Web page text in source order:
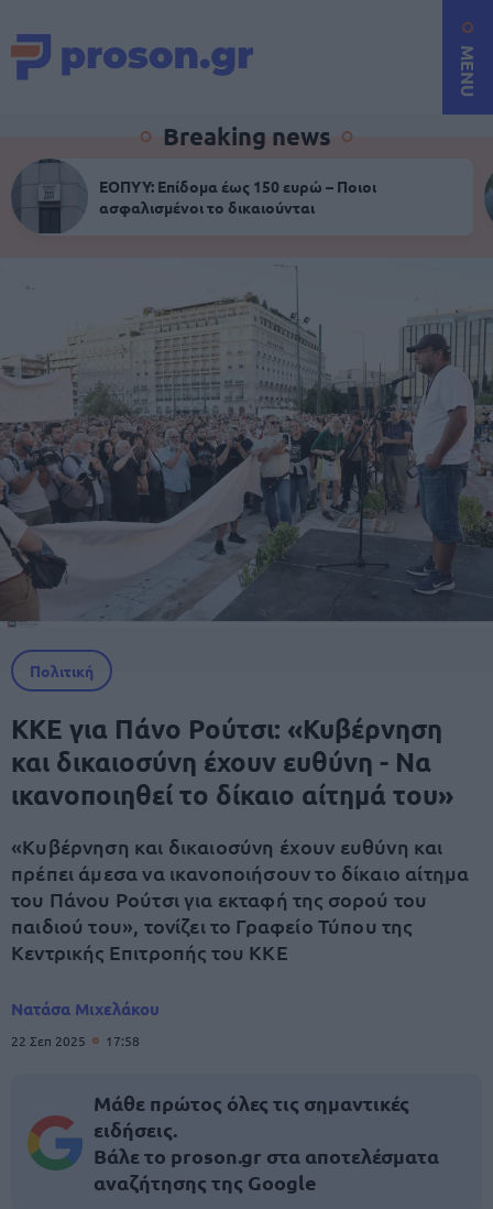
MENU
Breaking news
ΕΟΠΥΥ: Επίδομα έως 150 ευρώ – Ποιοι
ασφαλισμένοι το δικαιούνται
Πολιτική
ΚΚΕ για Πάνο Ρούτσι: «Κυβέρνηση
και δικαιοσύνη έχουν ευθύνη - Να
ικανοποιηθεί το δίκαιο αίτημά του»
«Κυβέρνηση και δικαιοσύνη έχουν ευθύνη και
πρέπει άμεσα να ικανοποιήσουν το δίκαιο αίτημα
του Πάνου Ρούτσι για εκταφή της σορού του
παιδιού του», τονίζει το Γραφείο Τύπου της
Κεντρικής Επιτροπής του ΚΚΕ
Νατάσα Μιχελάκου
22 Σεπ 2025 17:58
Μάθε πρώτος όλες τις σημαντικές
ειδήσεις.
Βάλε το proson.gr στα αποτελέσματα
αναζήτησης της Google